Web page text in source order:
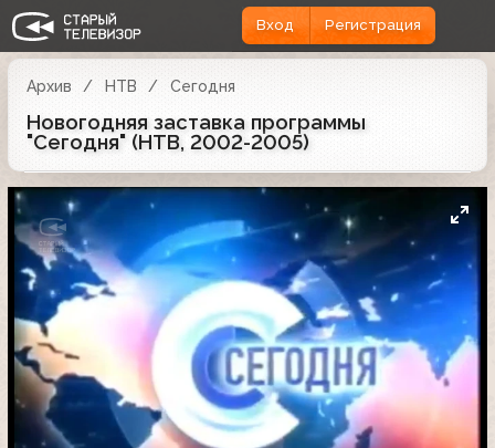
Вход Регистрация
Архив НТВ Сегодня
Новогодняя заставка программы
"Сегодня" (НТВ, 2002-2005)